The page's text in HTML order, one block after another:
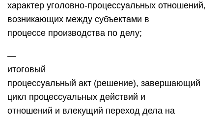
характер уголовно-процессуальных отношений,
возникающих между субъектами в
процессе производства по делу;
—
итоговый
процессуальный акт (решение), завершающий
цикл процессуальных действий и
отношений и влекущий переход дела на